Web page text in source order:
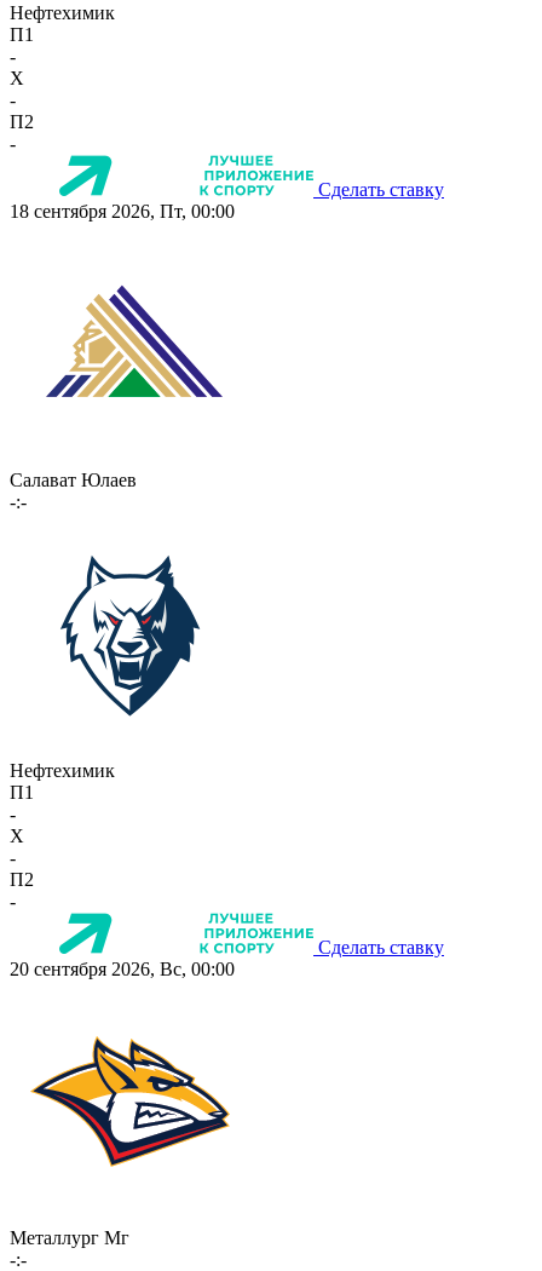
Нефтехимик
П1
-
X
-
П2
-
Сделать ставку
18 сентября 2026, Пт, 00:00
Салават Юлаев
-:-
Нефтехимик
П1
-
X
-
П2
-
Сделать ставку
20 сентября 2026, Вс, 00:00
Металлург Мг
-:-